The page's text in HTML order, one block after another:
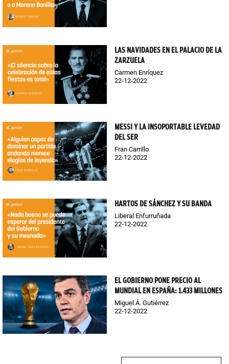
LAS NAVIDADES EN EL PALACIO DE LA
ZARZUELA
Carmen Enríquez
22-12-2022
MESSI Y LA INSOPORTABLE LEVEDAD
DEL SER
Fran Carrillo
22-12-2022
HARTOS DE SÁNCHEZ Y SU BANDA
Liberal Enfurruñada
22-12-2022
EL GOBIERNO PONE PRECIO AL
MUNDIAL EN ESPAÑA: 1.433 MILLONES
Miguel Á. Gutiérrez
22-12-2022